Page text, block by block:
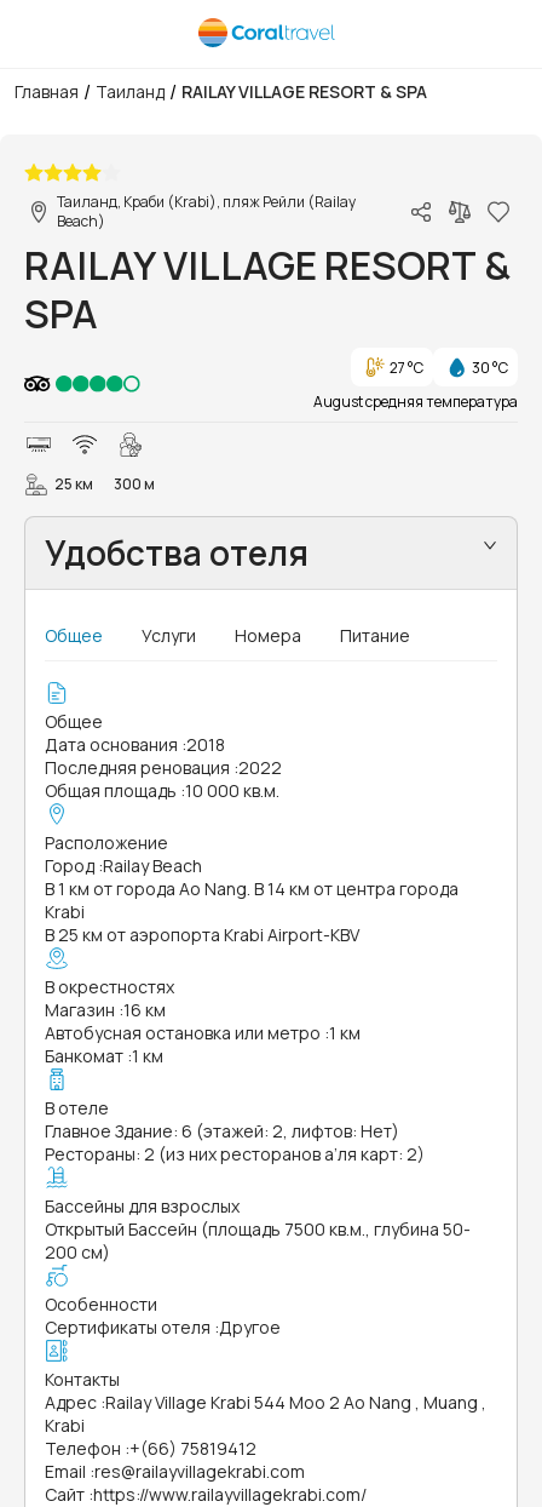
Главная / Таиланд / RAILAY VILLAGE RESORT & SPA
Таиланд, Краби (Krabi), пляж Рейли (Railay
Beach)
RAILAY VILLAGE RESORT &
SPA
27 °C
30 °C
August средняя температура
25 км 300 м
Удобства отеля
Общее Услуги Номера Питание
Общее
Дата основания :2018
Последняя реновация :2022
Общая площадь :10 000 кв.м.
Расположение
Город :Railay Beach
В 1 км от города Ao Nang. В 14 км от центра города
Krabi
В 25 км от аэропорта Krabi Airport-KBV
В окрестностях
Магазин :16 км
Автобусная остановка или метро :1 км
Банкомат :1 км
В отеле
Главное Здание: 6 (этажей: 2, лифтов: Нет)
Рестораны: 2 (из них ресторанов а’ля карт: 2)
Бассейны для взрослых
Открытый Бассейн (площадь 7500 кв.м., глубина 50-
200 см)
Особенности
Сертификаты отеля :Другое
Контакты
Адрес :Railay Village Krabi 544 Moo 2 Ao Nang , Muang ,
Krabi
Телефон :+(66) 75819412
Email :res@railayvillagekrabi.com
Сайт :https://www.railayvillagekrabi.com/